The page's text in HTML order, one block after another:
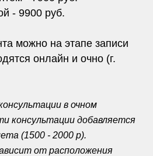
- 9900 руб.
можно на этапе записи
онлайн и очно (г.
в очном
консультации добавляется
(1500 - 2000 р).
от расположения